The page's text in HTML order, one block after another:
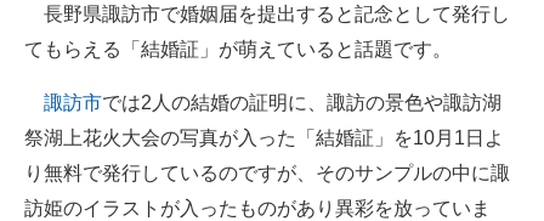
進化するPCとデバイスの未来
好きが集まる 比べて選べる
長野県諏訪市で婚姻届を提出すると記念として発行し
てもらえる「結婚証」が萌えていると話題です。
諏訪市では2人の結婚の証明に、諏訪の景色や諏訪湖
祭湖上花火大会の写真が入った「結婚証」を10月1日よ
り無料で発行しているのですが、そのサンプルの中に諏
訪姫のイラストが入ったものがあり異彩を放っていま